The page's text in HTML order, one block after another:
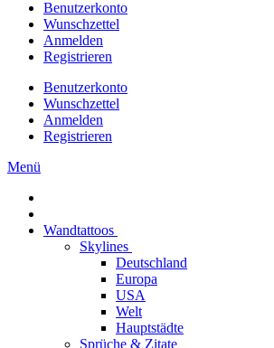
Benutzerkonto
Wunschzettel
Anmelden
Registrieren
Benutzerkonto
Wunschzettel
Anmelden
Registrieren
Menü
Wandtattoos
Skylines
Deutschland
Europa
USA
Welt
Hauptstädte
Sprüche & Zitate